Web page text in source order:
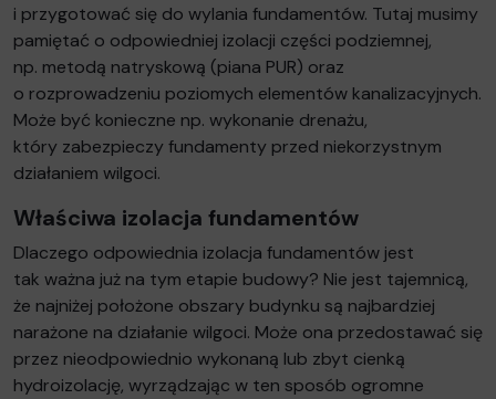
i przygotować się do wylania fundamentów. Tutaj musimy
pamiętać o odpowiedniej izolacji części podziemnej,
np. metodą natryskową (piana PUR) oraz
o rozprowadzeniu poziomych elementów kanalizacyjnych.
Może być konieczne np. wykonanie drenażu,
który zabezpieczy fundamenty przed niekorzystnym
działaniem wilgoci.
Właściwa izolacja fundamentów
Dlaczego odpowiednia izolacja fundamentów jest
tak ważna już na tym etapie budowy? Nie jest tajemnicą,
że najniżej położone obszary budynku są najbardziej
narażone na działanie wilgoci. Może ona przedostawać się
przez nieodpowiednio wykonaną lub zbyt cienką
hydroizolację, wyrządzając w ten sposób ogromne